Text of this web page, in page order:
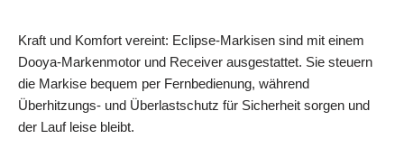
Kraft und Komfort vereint: Eclipse‑Markisen sind mit einem
Dooya‑Markenmotor und Receiver ausgestattet. Sie steuern
die Markise bequem per Fernbedienung, während
Überhitzungs‑ und Überlastschutz für Sicherheit sorgen und
der Lauf leise bleibt.